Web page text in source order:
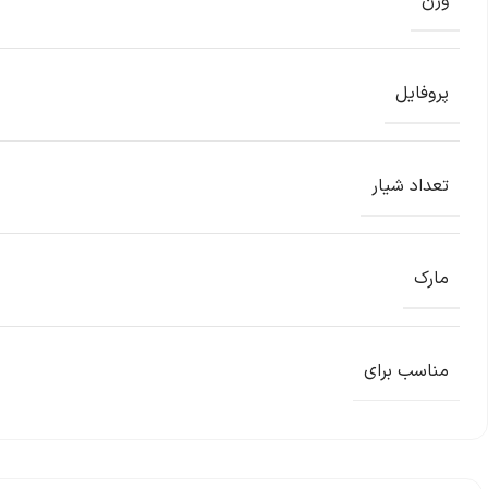
پروفایل
تعداد شیار
مارک
مناسب برای